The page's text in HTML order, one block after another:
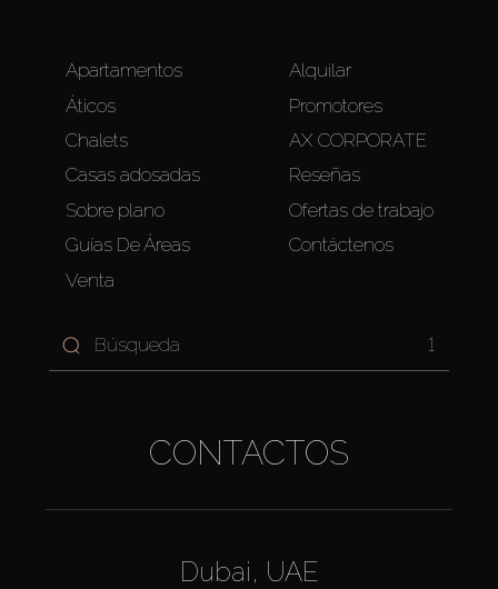
Apartamentos
Áticos
Chalets
Casas adosadas
Sobre plano
Guías De Áreas
Venta
Alquilar
Promotores
AX CORPORATE
Reseñas
Ofertas de trabajo
Contáctenos
1
CONTACTOS
Dubai, UAE